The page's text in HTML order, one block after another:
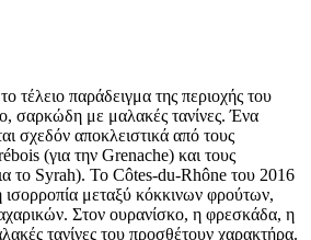
τέλειο παράδειγμα της περιοχής του
σαρκώδη με μαλακές τανίνες. Ένα
σχεδόν αποκλειστικά από τους
(για την Grenache) και τους
το Syrah). Το Côtes-du-Rhône του 2016
ισορροπία μεταξύ κόκκινων φρούτων,
Στον ουρανίσκο, η φρεσκάδα, η
τανίνες του προσθέτουν χαρακτήρα.